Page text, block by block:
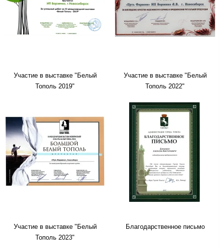
Участие в выставке "Белый
Тополь 2019"
Участие в выставке "Белый
Тополь 2022"
Участие в выставке "Белый
Тополь 2023"
Благодарственное письмо